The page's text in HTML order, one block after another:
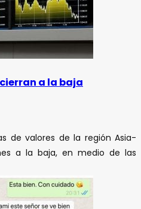
a la baja
de valores de la región Asia-
a la baja, en medio de las